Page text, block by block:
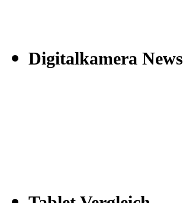
Digitalkamera News